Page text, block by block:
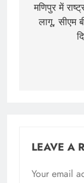
मणिपुर में
लागू, सीएम
LEAVE A
Your email